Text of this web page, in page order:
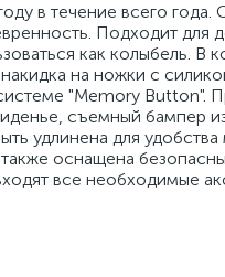
в течение всего года.
Подходит для
как колыбель. В
на ножки с
"Memory Button".
съемный бампер
удлинена для удобства
оснащена
все необходимые